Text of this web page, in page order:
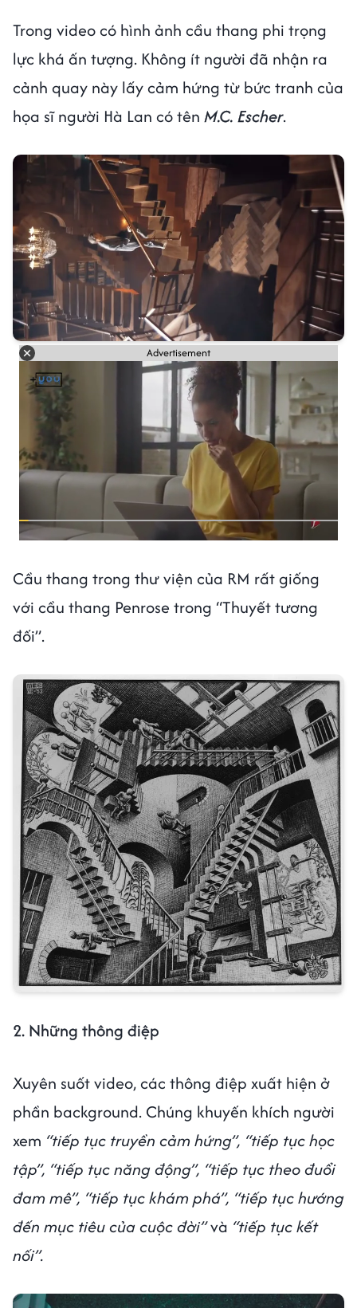
Trong video có hình ảnh cầu thang phi trọng
lực khá ấn tượng. Không ít người đã nhận ra
cảnh quay này lấy cảm hứng từ bức tranh của
họa sĩ người Hà Lan có tên M.C. Escher.
Advertisement
Cầu thang trong thư viện của RM rất giống
với cầu thang Penrose trong “Thuyết tương
đối”.
2. Những thông điệp
Xuyên suốt video, các thông điệp xuất hiện ở
phần background. Chúng khuyến khích người
xem “tiếp tục truyền cảm hứng”, “tiếp tục học
tập”, “tiếp tục năng động”, “tiếp tục theo đuổi
đam mê”, “tiếp tục khám phá”, “tiếp tục hướng
đến mục tiêu của cuộc đời”và “tiếp tục kết
nối”.